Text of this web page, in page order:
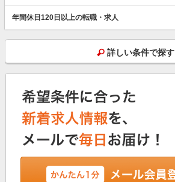
年間休日120日以上の転職・求人
詳しい条件で探す